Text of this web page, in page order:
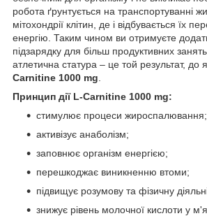
робота ґрунтується на транспортуванні
мітохондрії клітин, де і відбувається їх
енергію. Таким чином ви отримуєте
підзарядку для більш продуктивних
атлетична статура – це той результат, до
Carnitine 1000 mg
Принцип дії L-Carnitine 1000 mg:
стимулює процеси жироспалювання;
активізує анаболізм;
заповнює організм енергією;
перешкоджає виникненню втоми;
підвищує розумову та фізичну
знижує рівень молочної кислоти у